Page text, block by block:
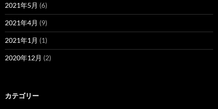
2021年5月 (6)
2021年4月 (9)
2021年1月 (1)
2020年12月 (2)
カテゴリー